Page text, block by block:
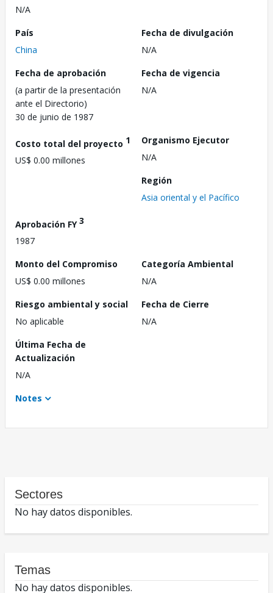
N/A
País
China
Fecha de divulgación
N/A
Fecha de aprobación
(a partir de la presentación
ante el Directorio)
30 de junio de 1987
Fecha de vigencia
N/A
Costo total del proyecto 1
US$ 0.00 millones
Organismo Ejecutor
N/A
Región
Asia oriental y el Pacífico
Aprobación FY3
1987
Monto del Compromiso
US$ 0.00 millones
Categoría Ambiental
N/A
Riesgo ambiental y social
No aplicable
Fecha de Cierre
N/A
Última Fecha de
Actualización
N/A
Notes
Sectores
No hay datos disponibles.
Temas
No hay datos disponibles.